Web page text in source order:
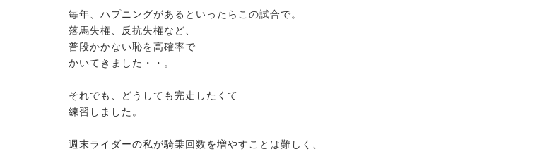
毎年、ハプニングがあるといったらこの試合で。
落馬失権、反抗失権など、
普段かかない恥を高確率で
かいてきました・・。
それでも、どうしても完走したくて
練習しました。
週末ライダーの私が騎乗回数を増やすことは難しく、